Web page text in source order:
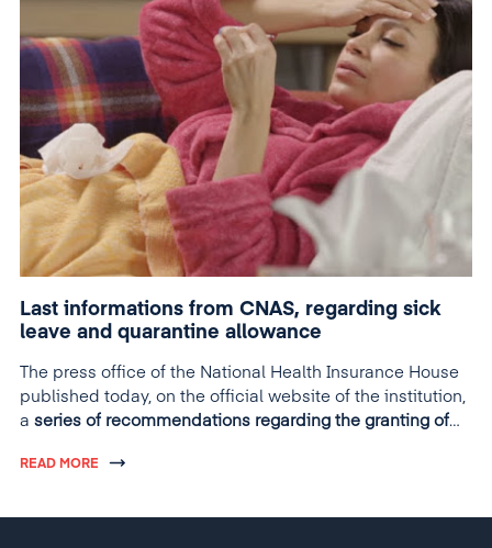
Last informations from CNAS, regarding sick
leave and quarantine allowance
The press office of the National Health Insurance House
published today, on the official website of the institution,
a series of recommendations regarding the granting of
READ MORE